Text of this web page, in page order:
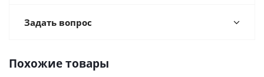
Задать вопрос
Похожие товары